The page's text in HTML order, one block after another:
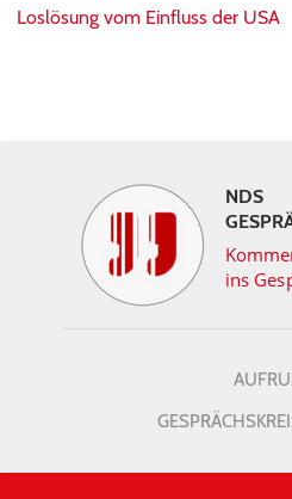
Loslösung vom Einfluss der USA
NDS
ins